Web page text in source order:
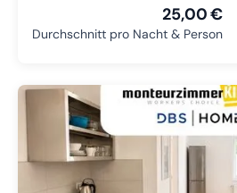
25,00 €
Durchschnitt pro Nacht & Person